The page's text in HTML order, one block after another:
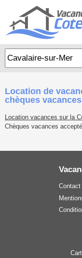
Location de
chèques
Location vacances sur la
Chèques vacances
Contact